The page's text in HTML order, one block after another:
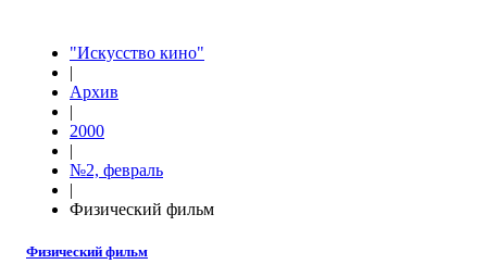
"Искусство кино"
|
Архив
|
2000
|
№2, февраль
|
Физический фильм
Физический фильм